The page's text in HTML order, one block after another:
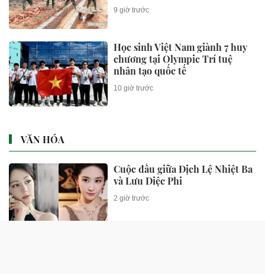
9 giờ trước
Học sinh Việt Nam giành 7 huy
chương tại Olympic Trí tuệ
nhân tạo quốc tế
10 giờ trước
VĂN HÓA
Cuộc đấu giữa Địch Lệ Nhiệt Ba
và Lưu Diệc Phi
2 giờ trước